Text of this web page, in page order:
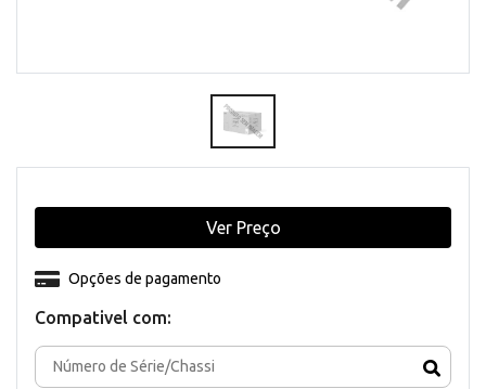
Compativel com:
Opções de pagamento
Ver Preço